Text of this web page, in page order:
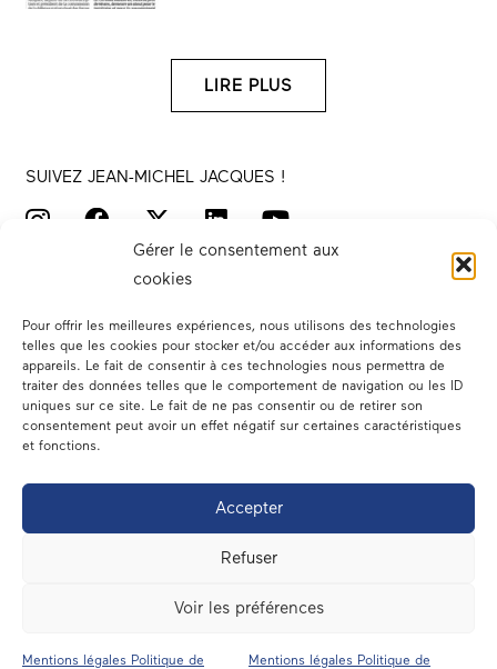
Gérer le consentement aux
cookies
Pour offrir les meilleures expériences, nous utilisons des technologies
telles que les cookies pour stocker et/ou accéder aux informations des
appareils. Le fait de consentir à ces technologies nous permettra de
traiter des données telles que le comportement de navigation ou les ID
uniques sur ce site. Le fait de ne pas consentir ou de retirer son
consentement peut avoir un effet négatif sur certaines caractéristiques
et fonctions.
Accepter
Refuser
Voir les préférences
Mentions légales Politique de Mentions légales Politique de
LIRE PLUS
SUIVEZ JEAN-MICHEL JACQUES !
Votre député
Dans les médias
En circonscription
A l’assemblée
Contact